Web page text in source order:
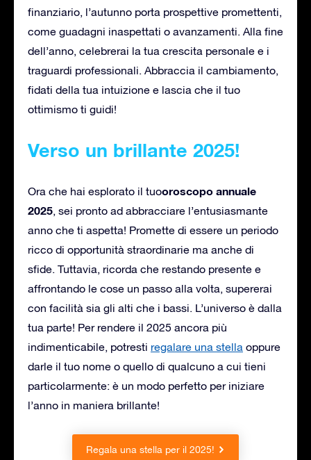
finanziario, l’autunno porta prospettive promettenti,
come guadagni inaspettati o avanzamenti. Alla fine
dell’anno, celebrerai la tua crescita personale e i
traguardi professionali. Abbraccia il cambiamento,
fidati della tua intuizione e lascia che il tuo
ottimismo ti guidi!
Verso un brillante 2025!
Ora che hai esplorato il tuooroscopo annuale
2025, sei pronto ad abbracciare l’entusiasmante
anno che ti aspetta! Promette di essere un periodo
ricco di opportunità straordinarie ma anche di
sfide. Tuttavia, ricorda che restando presente e
affrontando le cose un passo alla volta, supererai
con facilità sia gli alti che i bassi. L’universo è dalla
tua parte! Per rendere il 2025 ancora più
indimenticabile, potresti regalare una stella oppure
darle il tuo nome o quello di qualcuno a cui tieni
particolarmente: è un modo perfetto per iniziare
l’anno in maniera brillante!
Regala una stella per il 2025!